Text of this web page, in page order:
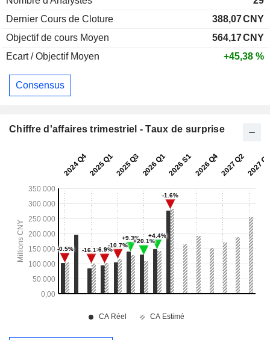
Dernier Cours de Cloture
388,07CNY
Objectif de cours Moyen
564,17CNY
Ecart / Objectif Moyen
+45,38 %
Consensus
Chiffre d'affaires trimestriel - Taux de surprise